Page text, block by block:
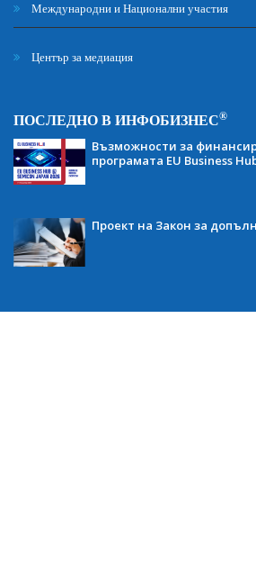
Международни и Национални участия
Център за медиация
ПОСЛЕДНО В ИНФОБИЗНЕС®
Възможности за
програмата EU Business
Проект на Закон за